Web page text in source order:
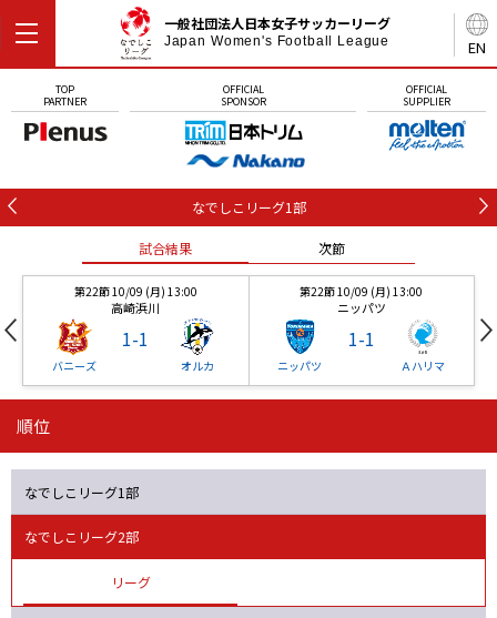
EN
一般社団法人日本女子サッカーリーグ
Japan Women's Football League
TOP
PARTNER
OFFICIAL
SPONSOR
OFFICIAL
SUPPLIER
なでしこリーグ1部
試合結果 次節
第22節 10/09 (月) 13:00
高崎浜川
バニーズ
1-1
オルカ
第22節 10/09 (月) 13:00
ニッパツ
ニッパツ
1-1
Ａハリマ
高崎浜川
1-
ニッパツ
順位
なでしこリーグ1部
なでしこリーグ2部
リーグ